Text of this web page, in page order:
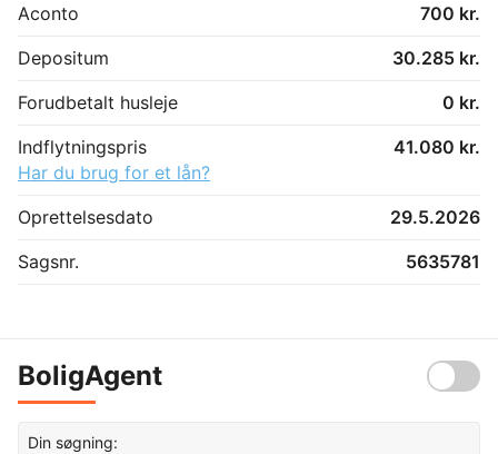
Aconto
700 kr.
Depositum
30.285 kr.
Forudbetalt husleje
0 kr.
Indflytningspris
41.080 kr.
Har du brug for et lån?
Oprettelsesdato
29.5.2026
Sagsnr.
5635781
BoligAgent
Din søgning: